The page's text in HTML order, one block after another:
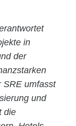
in
der
SRE umfasst
und
die